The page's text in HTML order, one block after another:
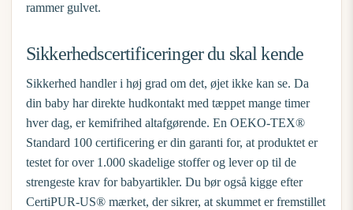
rammer gulvet.
Sikkerhedscertificeringer du skal kende
Sikkerhed handler i høj grad om det, øjet ikke kan se. Da
din baby har direkte hudkontakt med tæppet mange timer
hver dag, er kemifrihed altafgørende. En OEKO-TEX®
Standard 100 certificering er din garanti for, at produktet er
testet for over 1.000 skadelige stoffer og lever op til de
strengeste krav for babyartikler. Du bør også kigge efter
CertiPUR-US® mærket, der sikrer, at skummet er fremstillet